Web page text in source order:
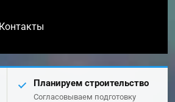
Контакты
Планируем строительство
Согласовываем подготовку